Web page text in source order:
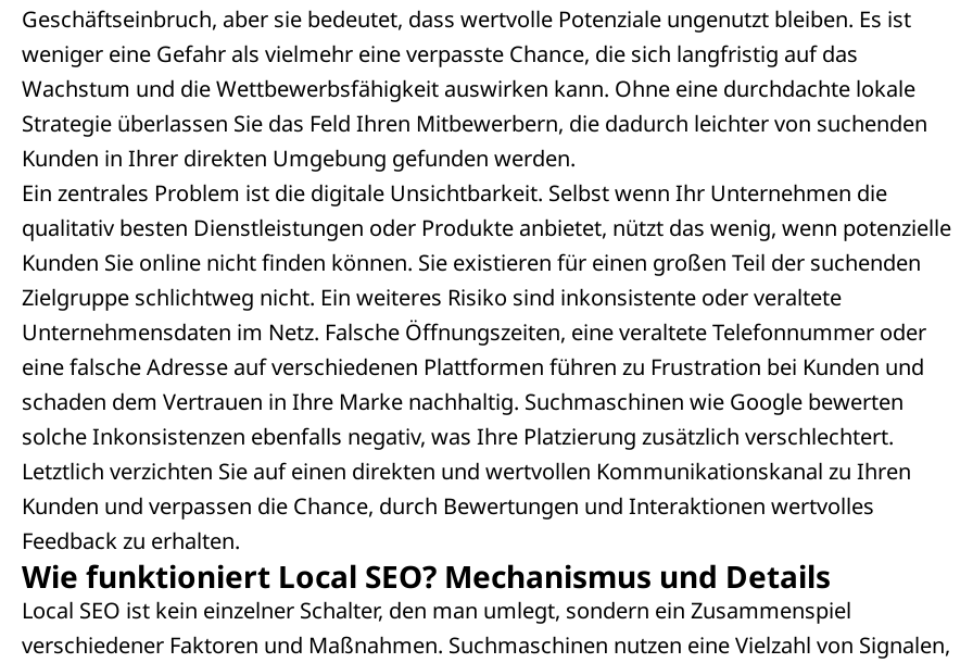
Geschäftseinbruch, aber sie bedeutet, dass wertvolle Potenziale ungenutzt bleiben. Es ist
weniger eine Gefahr als vielmehr eine verpasste Chance, die sich langfristig auf das
Wachstum und die Wettbewerbsfähigkeit auswirken kann. Ohne eine durchdachte lokale
Strategie überlassen Sie das Feld Ihren Mitbewerbern, die dadurch leichter von suchenden
Kunden in Ihrer direkten Umgebung gefunden werden.
Ein zentrales Problem ist die digitale Unsichtbarkeit. Selbst wenn Ihr Unternehmen die
qualitativ besten Dienstleistungen oder Produkte anbietet, nützt das wenig, wenn potenzielle
Kunden Sie online nicht finden können. Sie existieren für einen großen Teil der suchenden
Zielgruppe schlichtweg nicht. Ein weiteres Risiko sind inkonsistente oder veraltete
Unternehmensdaten im Netz. Falsche Öffnungszeiten, eine veraltete Telefonnummer oder
eine falsche Adresse auf verschiedenen Plattformen führen zu Frustration bei Kunden und
schaden dem Vertrauen in Ihre Marke nachhaltig. Suchmaschinen wie Google bewerten
solche Inkonsistenzen ebenfalls negativ, was Ihre Platzierung zusätzlich verschlechtert.
Letztlich verzichten Sie auf einen direkten und wertvollen Kommunikationskanal zu Ihren
Kunden und verpassen die Chance, durch Bewertungen und Interaktionen wertvolles
Feedback zu erhalten.
Wie funktioniert Local SEO? Mechanismus und Details
Local SEO ist kein einzelner Schalter, den man umlegt, sondern ein Zusammenspiel
verschiedener Faktoren und Maßnahmen. Suchmaschinen nutzen eine Vielzahl von Signalen,